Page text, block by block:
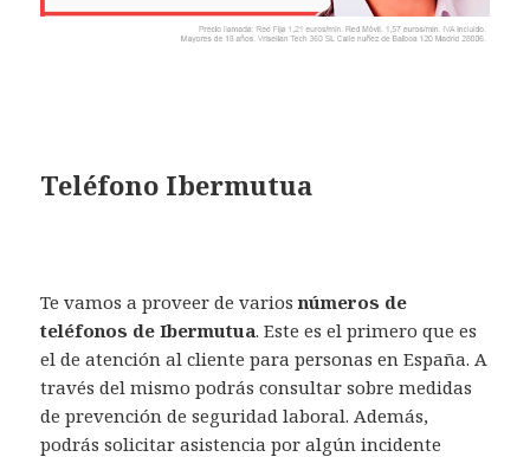
Teléfono Ibermutua
Te vamos a proveer de variosnúmeros de
teléfonos de Ibermutua. Este es el primero que es
el de atención al cliente para personas en España. A
través del mismo podrás consultar sobre medidas
de prevención de seguridad laboral. Además,
podrás solicitar asistencia por algún incidente